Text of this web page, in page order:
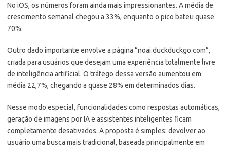
No iOS, os números foram ainda mais impressionantes. A média de
crescimento semanal chegou a 33%, enquanto o pico bateu quase
70%.
Outro dado importante envolve a página “noai.duckduckgo.com”,
criada para usuários que desejam uma experiência totalmente livre
de inteligência artificial. O tráfego dessa versão aumentou em
média 22,7%, chegando a quase 28% em determinados dias.
Nesse modo especial, funcionalidades como respostas automáticas,
geração de imagens por IA e assistentes inteligentes ficam
completamente desativados. A proposta é simples: devolver ao
usuário uma busca mais tradicional, baseada principalmente em